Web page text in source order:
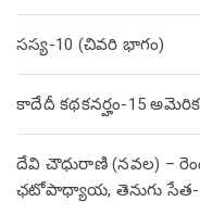
సస్య-10 (చివరి భాగం)
కాదేదీ కథకనర్హం-15
దేవి చౌధురాణి (నవల) –
ఛటోపాధ్యాయ, తెనుగు సేత-